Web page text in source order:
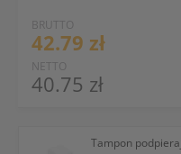
BRUTTO
42.79 zł
NETTO
40.75 zł
Tampon